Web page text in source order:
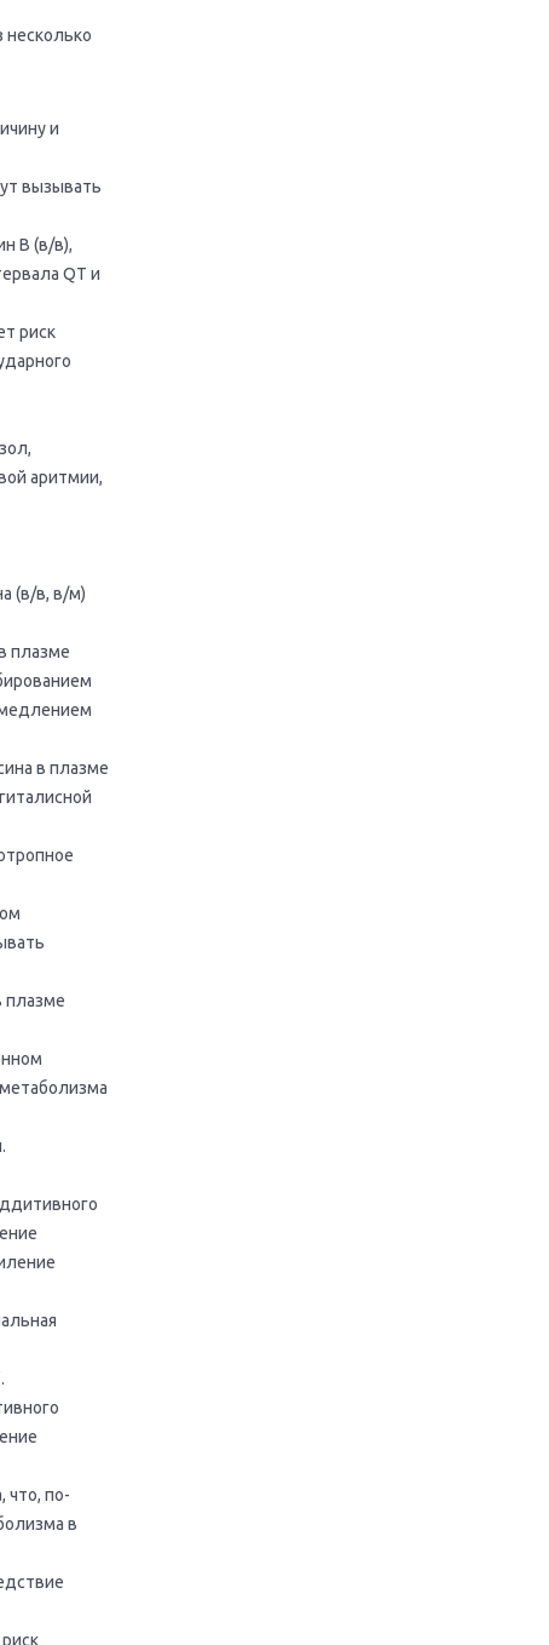
и
вызывать
В (в/в),
QT и
риск
аритмии,
(в/в, в/м)
плазме
в плазме
плазме
что, по-
в